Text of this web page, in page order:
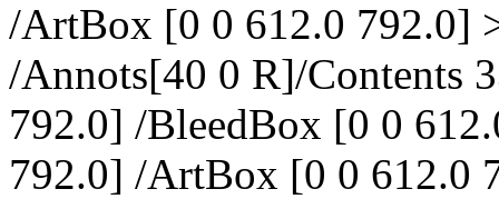
/ArtBox [0 0 612.0 792.0]
/Annots[40 0 R]/Contents
792.0] /BleedBox [0 0
792.0] /ArtBox [0 0 612.0